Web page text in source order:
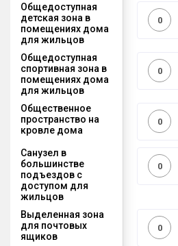
Общедоступная
детская зона в
помещениях дома
для жильцов
0
Общедоступная
спортивная зона в
помещениях дома
для жильцов
0
Общественное
пространство на
кровле дома
0
Санузел в
большинстве
подъездов с
доступом для
жильцов
0
Выделенная зона
для почтовых
ящиков
0